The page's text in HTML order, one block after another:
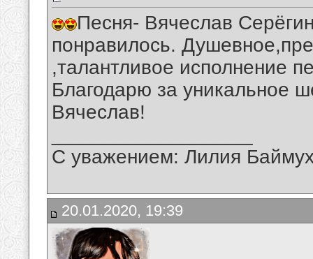
Песня- Вячеслав
понравилось.
,талантливое исполнение
Благодарю за уникальное
Вячеслав!
С уважением: Лилия
20.01.2020, 19:39